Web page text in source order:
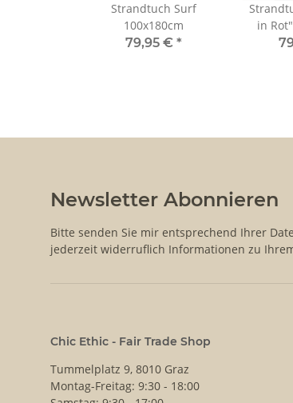
Strandtuch Surf
100x180cm
79,95 € *
in
Newsletter Abonnieren
Bitte senden Sie mir entsprechend Ihrer
jederzeit widerruflich Informationen zu
Chic Ethic - Fair Trade Shop
Tummelplatz 9, 8010 Graz
Montag-Freitag: 9:30 - 18:00